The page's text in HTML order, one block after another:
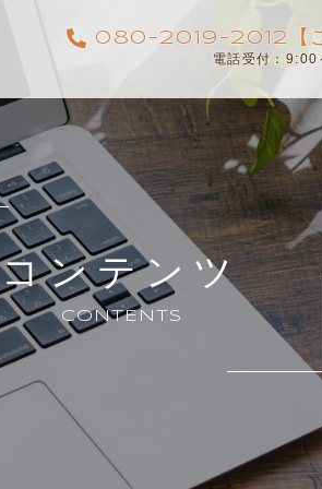
080-2019-2012【ご
電話受付：
コンテンツ
CONTENTS